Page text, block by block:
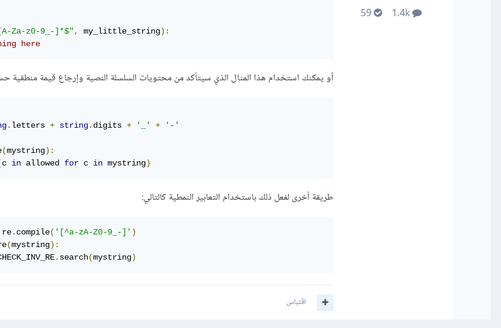
Za-z0-9_-]*$", my_little_string):
here
أو يمكنك استخدام هذا المثال الذي سيتأكد من محتويات السلسلة النصية وإرجاع قيمة منطقية
. letters + string. digits + '_' + '-'
(mystring):
c in allowed for c in mystring)
طريقة أخرى لفعل ذلك باستخدام التعابير النمطية كالتالي:
re. compile( '[^a-zA-Z0-9_-]' )
(mystring):
. search(mystring)
اقتباس